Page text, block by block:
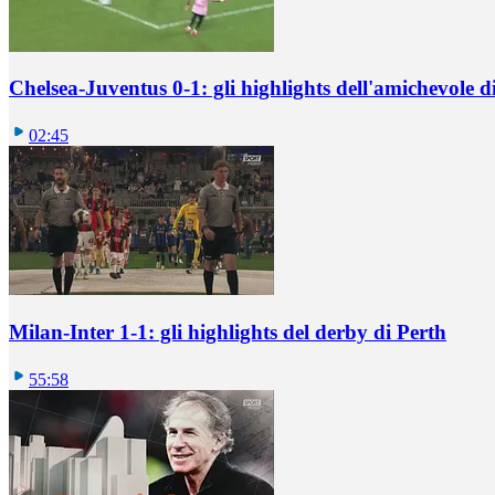
Chelsea-Juventus 0-1: gli highlights dell'amichevole
02:45
Milan-Inter 1-1: gli highlights del derby di Perth
55:58